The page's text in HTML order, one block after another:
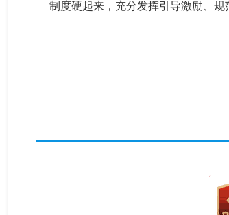
制度硬起来，充分发挥引导激励、规